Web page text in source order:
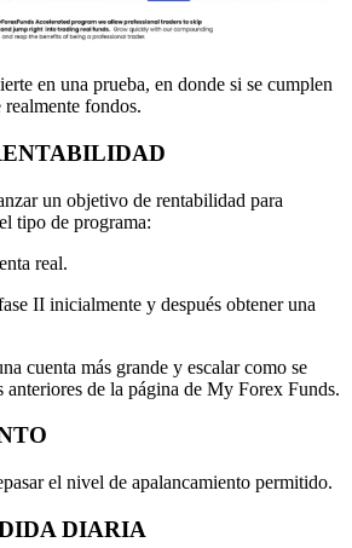
en una prueba, en donde si se cumplen
fondos.
un objetivo de rentabilidad para
tipo de programa:
real.
II inicialmente y después obtener una
cuenta más grande y escalar como se
anteriores de la página de My Forex Funds.
el nivel de apalancamiento permitido.
DIARIA